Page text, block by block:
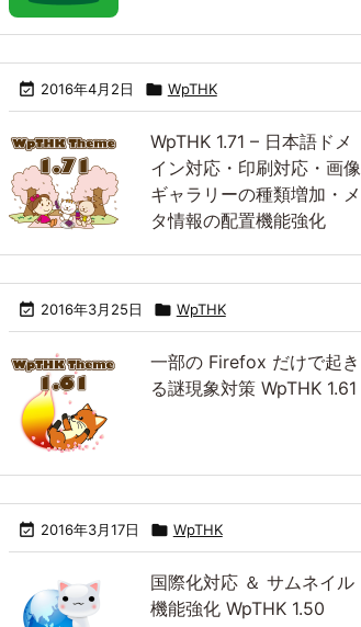
 2016年4月2日  WpTHK
WpTHK 1.71 – 日本語ドメ
イン対応・印刷対応・画像
ギャラリーの種類増加・メ
タ情報の配置機能強化
 2016年3月25日  WpTHK
一部の Firefox だけで起き
る謎現象対策 WpTHK 1.61
 2016年3月17日  WpTHK
国際化対応 ＆ サムネイル
機能強化 WpTHK 1.50